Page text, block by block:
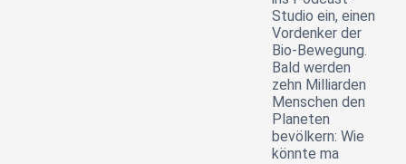
Studio ein, einen
Vordenker der
Bio-Bewegung.
Bald werden
zehn Milliarden
Menschen den
Planeten
bevölkern: Wie
könnte ma